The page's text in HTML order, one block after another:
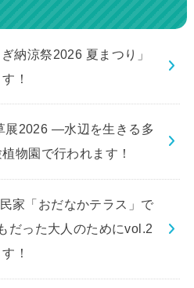
納涼祭2026 夏まつり」
！
展2026 ―水辺を生きる多
物園で行われます！
家「おだなかテラス」で
だった大人のためにvol.2
！